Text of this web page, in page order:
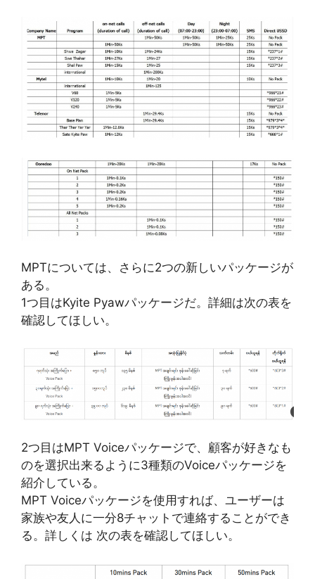
MPTについては、さらに2つの新しいパッケージが
ある。
1つ目はKyite Pyawパッケージだ。詳細は次の表を
確認してほしい。
2つ目はMPT Voiceパッケージで、顧客が好きなも
のを選択出来るように3種類のVoiceパッケージを
紹介している。
MPT Voiceパッケージを使用すれば、ユーザーは
家族や友人に一分8チャットで連絡することができ
る。詳しくは 次の表を確認してほしい。